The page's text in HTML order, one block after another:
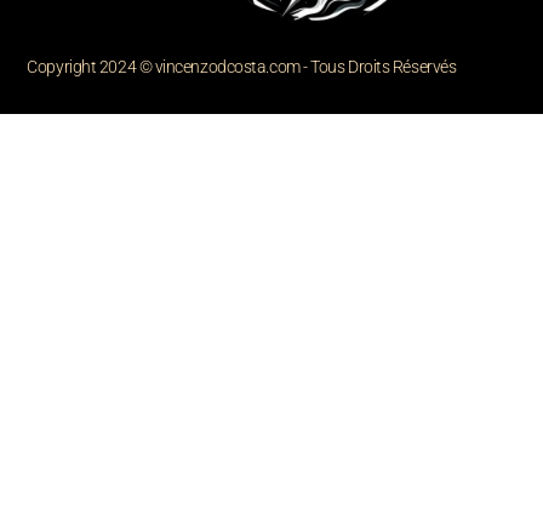
Copyright 2024 © vincenzodcosta.com - Tous Droits Réservés